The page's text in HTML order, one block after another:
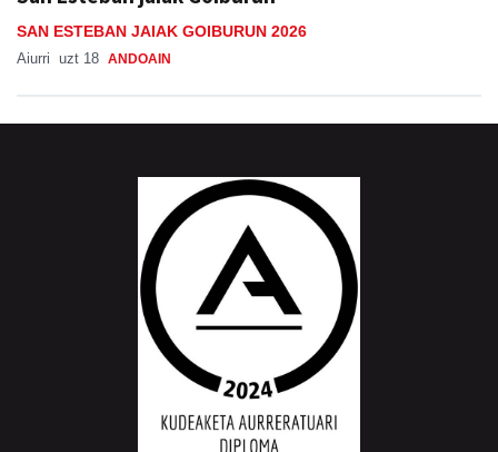
SAN ESTEBAN JAIAK GOIBURUN 2026
Aiurri uzt 18 ANDOAIN